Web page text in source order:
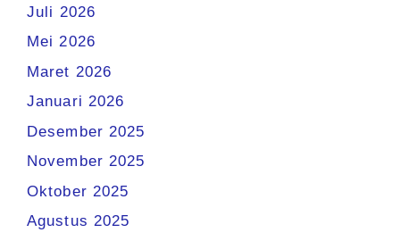
Juli 2026
Mei 2026
Maret 2026
Januari 2026
Desember 2025
November 2025
Oktober 2025
Agustus 2025